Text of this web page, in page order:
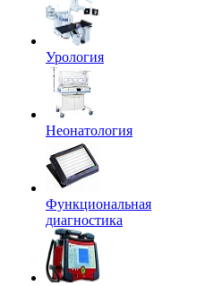
Урология
Неонатология
Функциональная
диагностика